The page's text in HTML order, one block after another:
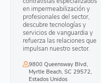
en impermeabilización y
profesionales del sector,
descubre tecnologías y
servicios de vanguardia y
refuerza las relaciones que
impulsan nuestro sector.
9800 Queensway Blvd,
Myrtle Beach, SC 29572,
Estados Unidos